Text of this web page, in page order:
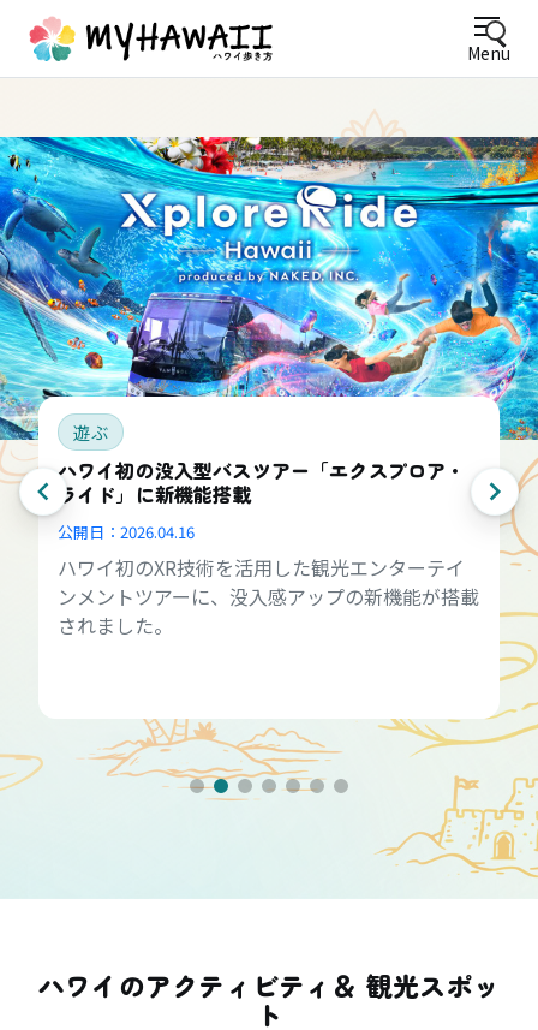
Menu
遊ぶ
ハワイ初の没入型バスツアー「エクスプロア・
ライド」に新機能搭載
公開日： 2026.04.16
ハワイ初のXR技術を活用した観光エンターテイ
ンメントツアーに、没入感アップの新機能が搭載
されました。
ハワイのアクティビティ＆ 観光スポッ
ト